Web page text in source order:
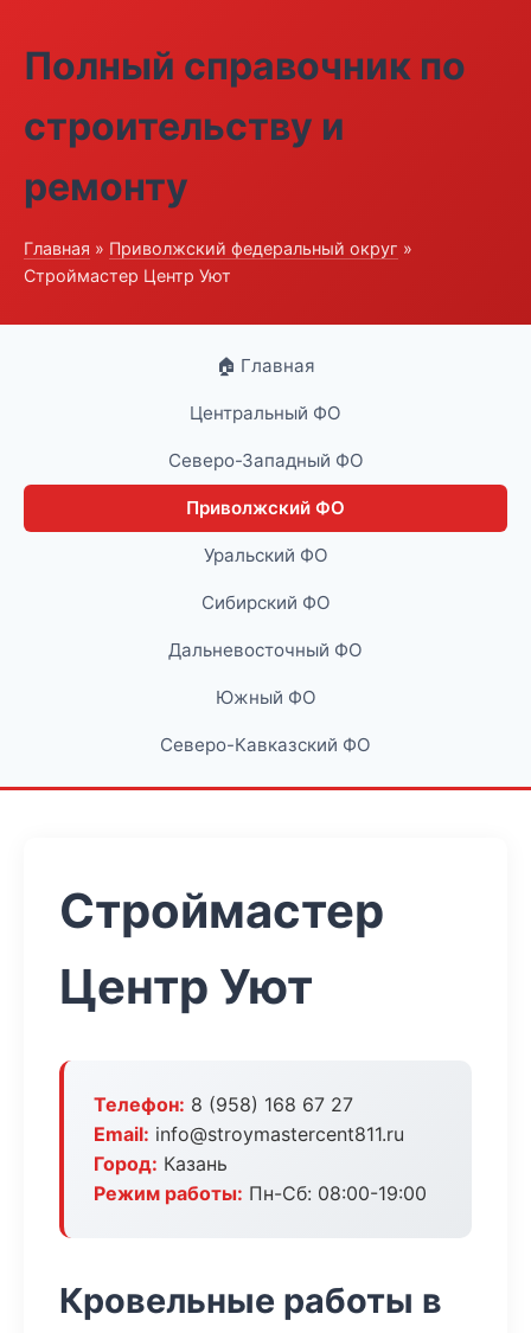
Полный справочник по
строительству и
ремонту
Главная » Приволжский федеральный округ »
Строймастер Центр Уют
🏠 Главная
Центральный ФО
Северо-Западный ФО
Приволжский ФО
Уральский ФО
Сибирский ФО
Дальневосточный ФО
Южный ФО
Северо-Кавказский ФО
Строймастер
Центр Уют
Телефон: 8 (958) 168 67 27
Email: info@stroymastercent811.ru
Город: Казань
Режим работы: Пн-Сб: 08:00-19:00
Кровельные работы в